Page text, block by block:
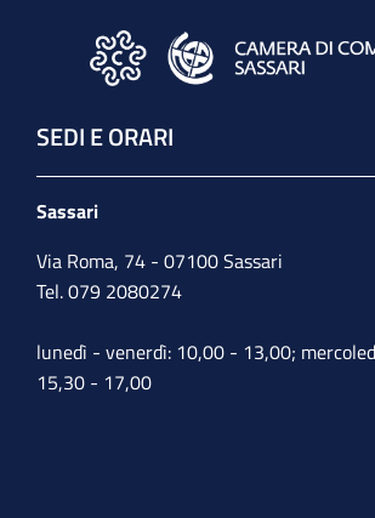
SEDI E ORARI
Sassari
Via Roma, 74 - 07100 Sassari
Tel. 079 2080274
lunedì - venerdì: 10,00 - 13,00;
15,30 - 17,00